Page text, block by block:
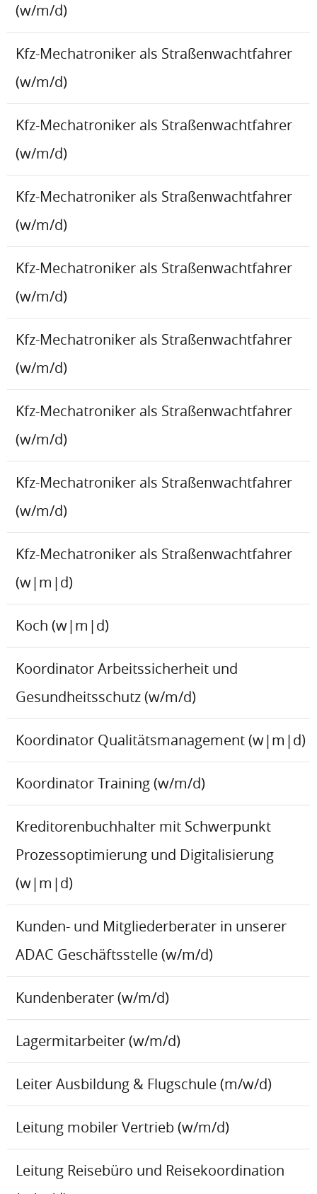
(w/m/d)
Kfz-Mechatroniker als Straßenwachtfahrer
(w/m/d)
Kfz-Mechatroniker als Straßenwachtfahrer
(w/m/d)
Kfz-Mechatroniker als Straßenwachtfahrer
(w/m/d)
Kfz-Mechatroniker als Straßenwachtfahrer
(w/m/d)
Kfz-Mechatroniker als Straßenwachtfahrer
(w/m/d)
Kfz-Mechatroniker als Straßenwachtfahrer
(w/m/d)
Kfz-Mechatroniker als Straßenwachtfahrer
(w/m/d)
Kfz-Mechatroniker als Straßenwachtfahrer
(w|m|d)
Koch (w|m|d)
Koordinator Arbeitssicherheit und
Gesundheitsschutz (w/m/d)
Koordinator Qualitätsmanagement (w|m|d)
Koordinator Training (w/m/d)
Kreditorenbuchhalter mit Schwerpunkt
Prozessoptimierung und Digitalisierung
(w|m|d)
Kunden- und Mitgliederberater in unserer
ADAC Geschäftsstelle (w/m/d)
Kundenberater (w/m/d)
Lagermitarbeiter (w/m/d)
Leiter Ausbildung & Flugschule (m/w/d)
Leitung mobiler Vertrieb (w/m/d)
Leitung Reisebüro und Reisekoordination